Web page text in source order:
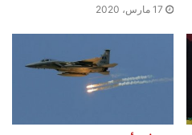
17 مارس، 2020